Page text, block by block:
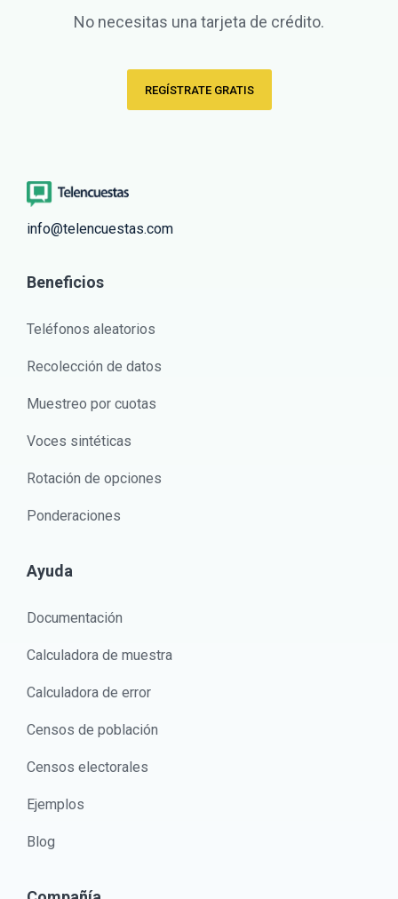
No necesitas una tarjeta de crédito.
REGÍSTRATE GRATIS
info@telencuestas.com
Beneficios
Teléfonos aleatorios
Recolección de datos
Muestreo por cuotas
Voces sintéticas
Rotación de opciones
Ponderaciones
Ayuda
Documentación
Calculadora de muestra
Calculadora de error
Censos de población
Censos electorales
Ejemplos
Blog